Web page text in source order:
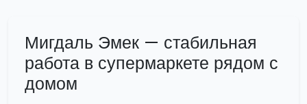
Мигдаль Эмек — стабильная
работа в супермаркете рядом с
домом